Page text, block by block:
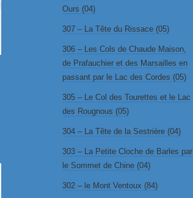
Ours (04)
307 – La Tête du Rissace (05)
306 – Les Cols de Chaude Maison,
de Prafauchier et des Marsailles en
passant par le Lac des Cordes (05)
305 – Le Col des Tourettes et le Lac
des Rougnous (05)
304 – La Tête de la Sestrière (04)
303 – La Petite Cloche de Barles par
le Sommet de Chine (04)
302 – le Mont Ventoux (84)